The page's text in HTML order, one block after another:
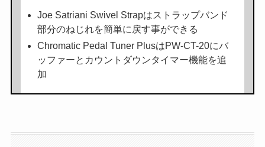
Joe Satriani Swivel Strapはストラップバンド
部分のねじれを簡単に戻す事ができる
Chromatic Pedal Tuner PlusはPW-CT-20にバ
ッファーとカウントダウンタイマー機能を追
加